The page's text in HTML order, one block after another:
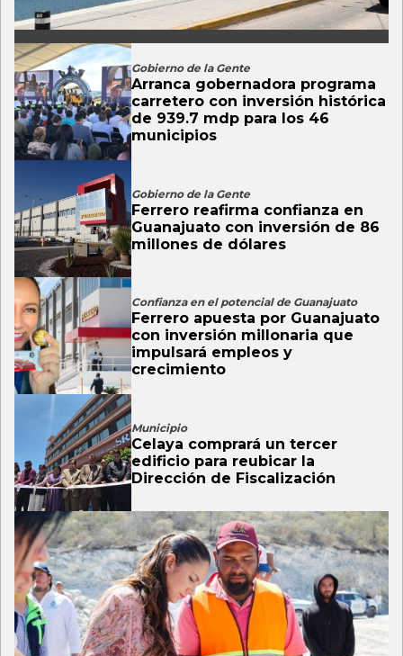
Gobierno de la Gente
Arranca gobernadora programa
carretero con inversión histórica
de 939.7 mdp para los 46
municipios
Gobierno de la Gente
Ferrero reafirma confianza en
Guanajuato con inversión de 86
millones de dólares
Confianza en el potencial de Guanajuato
Ferrero apuesta por Guanajuato
con inversión millonaria que
impulsará empleos y
crecimiento
Municipio
Celaya comprará un tercer
edificio para reubicar la
Dirección de Fiscalización